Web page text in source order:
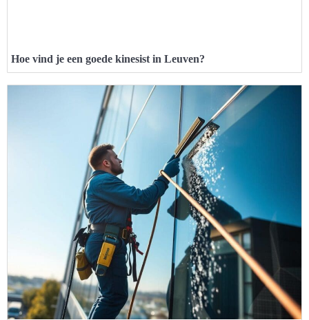
Hoe vind je een goede kinesist in Leuven?